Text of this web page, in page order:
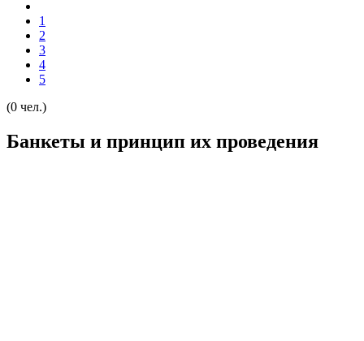
1
2
3
4
5
(0 чел.)
Банкеты и принцип их проведения